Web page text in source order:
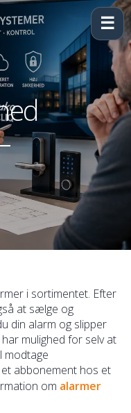
i sortimentet. Efter
at sælge og
din alarm og slipper
mulighed for selv at
modtage
abbonement hos et
om alarmer
☰